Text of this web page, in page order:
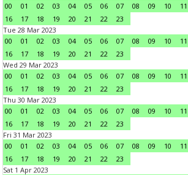
00
01 02 03 04 05 06 07 08 09 10 11
16
17 18 19 20 21 22
23
Tue 28 Mar 2023
00
01 02 03 04 05 06 07 08 09 10 11
16
17 18 19 20 21 22
23
Wed 29 Mar 2023
00
01 02 03 04 05 06 07 08 09 10 11
16
17 18 19 20 21 22
23
Thu 30 Mar 2023
00
01 02 03 04 05 06 07 08 09 10 11
16
17 18 19 20 21 22
23
Fri 31 Mar 2023
00
01 02 03 04 05 06 07 08 09 10 11
16
17 18 19 20 21 22
23
Sat 1 Apr 2023